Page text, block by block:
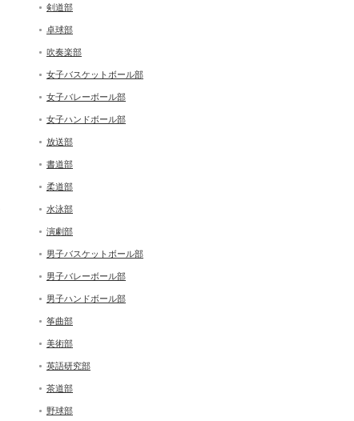
剣道部
卓球部
吹奏楽部
女子バスケットボール部
女子バレーボール部
女子ハンドボール部
放送部
書道部
柔道部
水泳部
演劇部
男子バスケットボール部
男子バレーボール部
男子ハンドボール部
筝曲部
美術部
英語研究部
茶道部
野球部